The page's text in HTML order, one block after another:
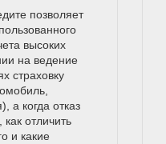
позволяет
высоких
на ведение
страховку
а когда отказ
отличить
и какие